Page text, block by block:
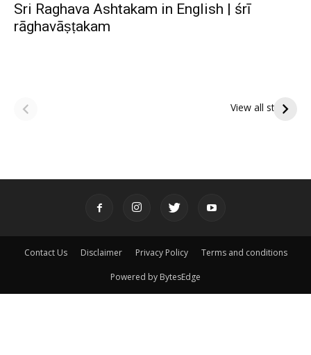
Sri Raghava Ashtakam in English | śrī
rāghavāṣṭakam
View all stories
పితృదేవతల ఆశీర్వాదం
ఇంద్రకీలాద్రి గిరి ప్రదక్షిణ
Contact Us Disclaimer Privacy Policy Terms and conditions
Powered by BytesEdge